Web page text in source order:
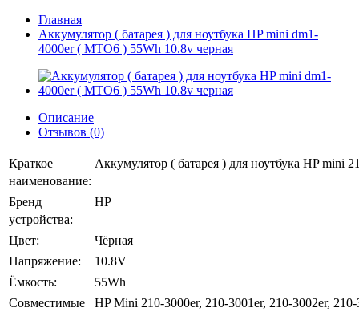
Главная
Аккумулятор ( батарея ) для ноутбука HP mini dm1-
4000er ( MTO6 ) 55Wh 10.8v черная
Описание
Отзывов (0)
Краткое
наименование:
Аккумулятор ( батарея ) для ноутбука HP mini
Бренд
устройства:
HP
Цвет:
Чёрная
Напряжение:
10.8V
Ёмкость:
55Wh
Совместимые
HP Mini 210-3000er, 210-3001er, 210-3002er,